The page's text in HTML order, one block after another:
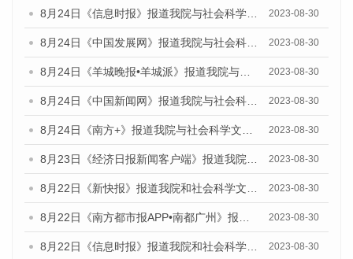
8月24日《信息时报》报道我院与社会科学文献出版社联合发布《广州蓝皮书：广州文化产业发展报告（2023）》的媒体文章 2023-08-30
8月24日《中国发展网》报道我院与社会科学文献出版社联合发布《广州蓝皮书：广州文化产业发展报告（2023）》的媒体文章 2023-08-30
8月24日《羊城晚报•羊城派》报道我院与社会科学文献出版社联合发布《广州蓝皮书：广州文化产业发展报告（2023）》的媒体文章 2023-08-30
8月24日《中国新闻网》报道我院与社会科学文献出版社联合发布《广州蓝皮书：广州文化产业发展报告（2023）》的媒体文章 2023-08-30
8月24日《南方+》报道我院与社会科学文献出版社联合发布《广州蓝皮书：广州文化产业发展报告（2023）》的媒体文章 2023-08-30
8月23日《经济日报新闻客户端》报道我院和社会科学文献出版社联合发布《广州数字经济发展报告（2023）》蓝皮书的媒体报道 2023-08-30
8月22日《新快报》报道我院和社会科学文献出版社联合发布《广州数字经济发展报告（2023）》蓝皮书的媒体报道 2023-08-30
8月22日《南方都市报APP•南都广州》报道我院和社会科学文献出版社联合发布《广州数字经济发展报告（2023）》蓝皮书的媒体报道 2023-08-30
8月22日《信息时报》报道我院和社会科学文献出版社联合发布《广州数字经济发展报告（2023）》蓝皮书的媒体报道 2023-08-30